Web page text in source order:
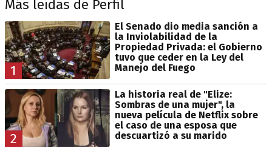
Más leídas de Perfil
1
El Senado dio media sanción a
la Inviolabilidad de la
Propiedad Privada: el Gobierno
tuvo que ceder en la Ley del
Manejo del Fuego
2
La historia real de "Elize:
Sombras de una mujer", la
nueva película de Netflix sobre
el caso de una esposa que
descuartizó a su marido